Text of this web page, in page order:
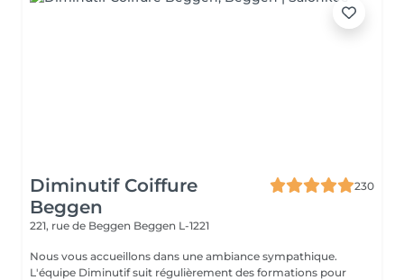
Diminutif Coiffure
Beggen
230
221, rue de Beggen Beggen L-1221
Nous vous accueillons dans une ambiance sympathique.
L'équipe Diminutif suit régulièrement des formations pour